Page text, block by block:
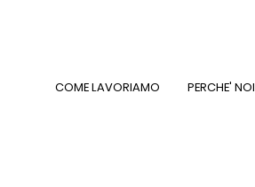
COME LAVORIAMO PERCHE' NOI